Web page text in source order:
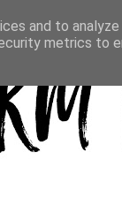
and to
metrics to